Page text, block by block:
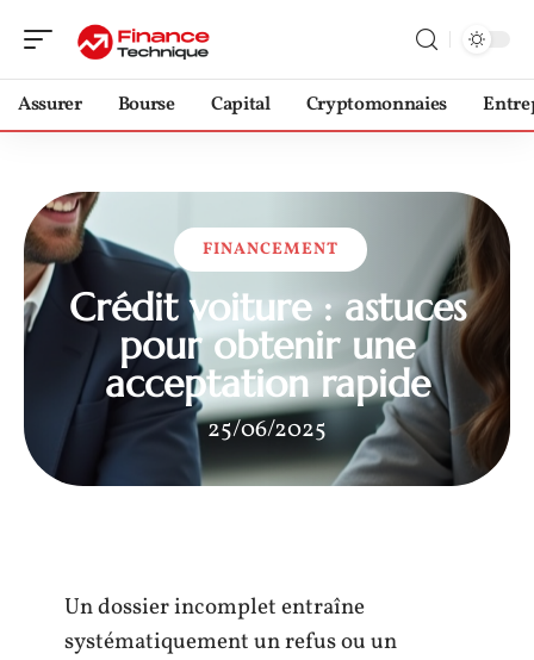
Assurer Bourse Capital Cryptomonnaies
FINANCEMENT
Crédit voiture : astuces
pour obtenir une
acceptation rapide
25/06/2025
Un dossier incomplet entraîne
systématiquement un refus ou un